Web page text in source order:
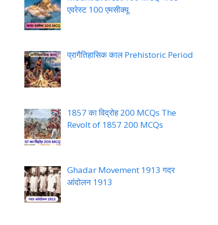
एवरेस्ट 100 एमसीक्यू
प्रागैतिहासिक काल Prehistoric Period
1857 का विद्रोह 200 MCQs The
Revolt of 1857 200 MCQs
Ghadar Movement 1913 गदर
आंदोलन 1913